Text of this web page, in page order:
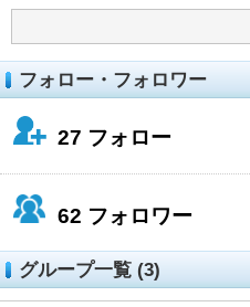
フォロー・フォロワー
27 フォロー
62 フォロワー
グループ一覧 (3)